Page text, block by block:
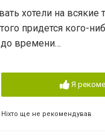
хотели на всякие
придется кого-
времени…
Я
Ніхто ще не рекомендував